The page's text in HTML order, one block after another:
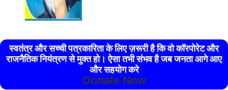
स्वतंत्र और सच्ची पत्रकारिता के लिए ज़रूरी है कि वो कॉरपोरेट और
राजनैतिक नियंत्रण से मुक्त हो। ऐसा तभी संभव है जब जनता आगे आए
और सहयोग करे
Donate Now